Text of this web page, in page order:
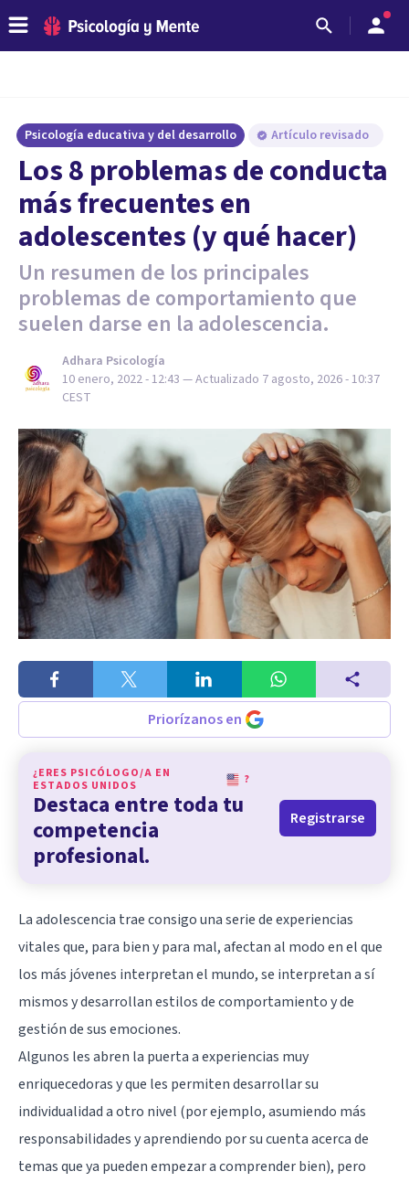
Psicología educativa y del desarrollo Artículo revisado
Los 8 problemas de conducta
más frecuentes en
adolescentes (y qué hacer)
Un resumen de los principales
problemas de comportamiento que
suelen darse en la adolescencia.
Adhara Psicología
10 enero, 2022 - 12:43 — Actualizado 7 agosto, 2026 - 10:37
CEST
Priorízanos en
¿ERES PSICÓLOGO/A EN
ESTADOS UNIDOS
?
Destaca entre toda tu
competencia
profesional.
Registrarse
La adolescencia trae consigo una serie de experiencias
vitales que, para bien y para mal, afectan al modo en el que
los más jóvenes interpretan el mundo, se interpretan a sí
mismos y desarrollan estilos de comportamiento y de
gestión de sus emociones.
Algunos les abren la puerta a experiencias muy
enriquecedoras y que les permiten desarrollar su
individualidad a otro nivel (por ejemplo, asumiendo más
responsabilidades y aprendiendo por su cuenta acerca de
temas que ya pueden empezar a comprender bien), pero